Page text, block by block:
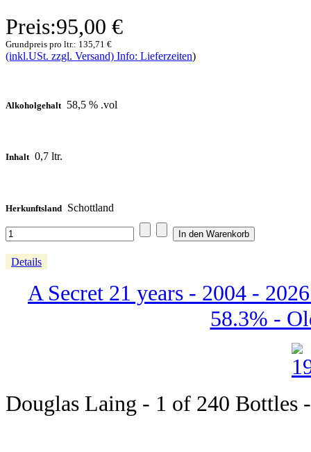
Preis:95,00 €
Grundpreis pro ltr.: 135,71 €
(inkl.USt. zzgl. Versand) Info: Lieferzeiten)
Alkoholgehalt 58,5 % .vol
Inhalt 0,7 ltr.
Herkunftsland Schottland
Details
A Secret 21 years - 2004 -
58.3% -
Douglas Laing - 1 of 240 Bottles